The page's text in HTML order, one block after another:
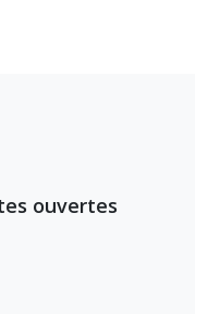
ouvertes